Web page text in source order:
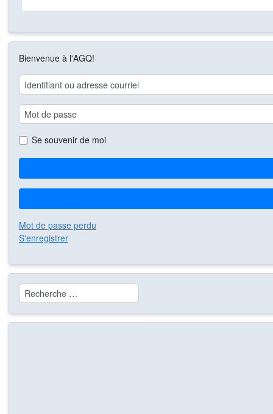
Bienvenue à l'AGQ!
Se souvenir de moi
Mot de passe perdu
S'enregistrer
Rechercher